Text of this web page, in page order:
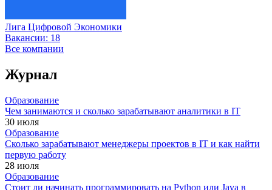
Лига Цифровой Экономики
Вакансии: 18
Все компании
Журнал
Образование
Чем занимаются и сколько зарабатывают аналитики в IT
30 июля
Образование
Сколько зарабатывают менеджеры проектов в IT и как найти
первую работу
28 июля
Образование
Стоит ли начинать программировать на Python или Java в